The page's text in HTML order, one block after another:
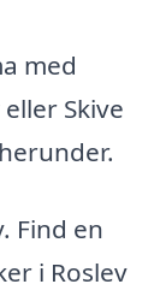
med
Skive
Find en
i Roslev